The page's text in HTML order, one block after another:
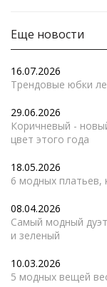
Еще новости
16.07.2026
Трендовые юбки
29.06.2026
Коричневый -
цвет этого года
18.05.2026
6 модных платьев,
08.04.2026
Самый модный
и зеленый
10.03.2026
5 модных вещей